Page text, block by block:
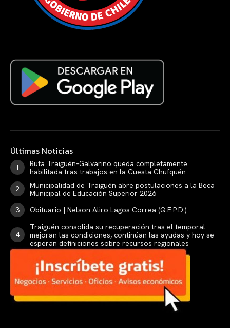
Últimas Noticias
Ruta Traiguén–Galvarino queda completamente
habilitada tras trabajos en la Cuesta Chufquén
Municipalidad de Traiguén abre postulaciones a la Beca
Municipal de Educación Superior 2026
Obituario | Nelson Aliro Lagos Correa (Q.E.P.D.)
Traiguén consolida su recuperación tras el temporal:
mejoran las condiciones, continúan las ayudas y hoy se
esperan definiciones sobre recursos regionales